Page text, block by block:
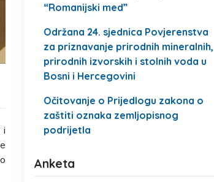
i
“Romanijski med”
Održana 24. sjednica Povjerenstva
za priznavanje prirodnih mineralnih,
prirodnih izvorskih i stolnih voda u
Bosni i Hercegovini
Očitovanje o Prijedlogu zakona o
zaštiti oznaka zemljopisnog
podrijetla
Anketa